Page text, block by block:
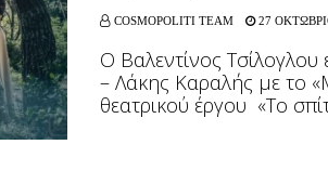
COSMOPOLITI TEAM 27
Ο Βαλεντίνος
– Λάκης Καραλής με το
θεατρικού έργου «Το